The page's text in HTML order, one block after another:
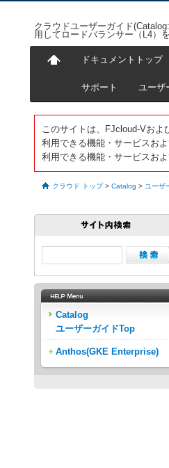
クラウドユーザーガイド
用してロードバランサー（L4）
ドキュメントトップ
サポート ユーザ
このサイトは、FJcloud-Vおよ
利用できる機能・サービスお
利用できる機能・サービスお
クラウド トップ > Catalog > ユーザ
Catalog
ユーザーガイドTop
Anthos(GKE Enterprise)